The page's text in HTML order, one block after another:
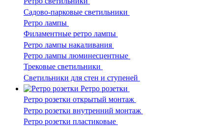
Садово-парковые светильники
Ретро лампы
Филаментные ретро лампы
Ретро лампы накаливания
Ретро лампы люминесцентные
Трековые светильники
Светильники для стен и ступеней
Ретро розетки
Ретро розетки открытый монтаж
Ретро розетки внутренний монтаж
Ретро розетки пластиковые